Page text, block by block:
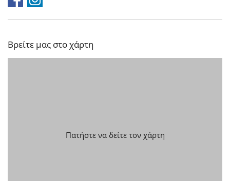
Βρείτε μας στο χάρτη
Πατήστε να δείτε τον χάρτη